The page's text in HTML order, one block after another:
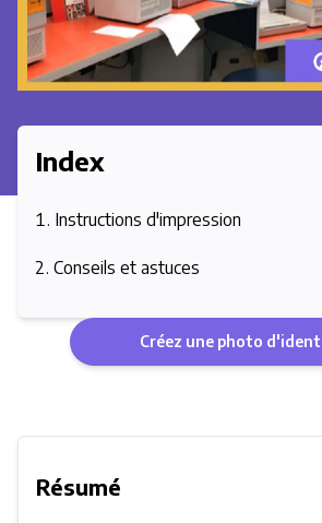
Index
Instructions d'impression
Conseils et astuces
Créez une photo
Résumé